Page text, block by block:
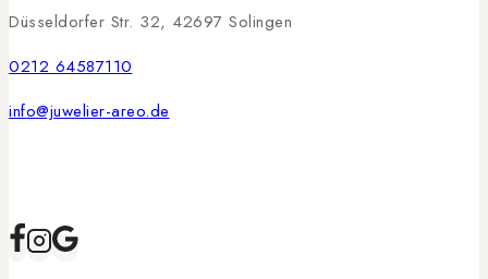
Düsseldorfer Str. 32, 42697 Solingen
0212 64587110
info@juwelier-areo.de